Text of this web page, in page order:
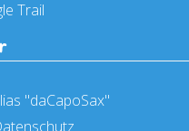
Trail
"daCapoSax"